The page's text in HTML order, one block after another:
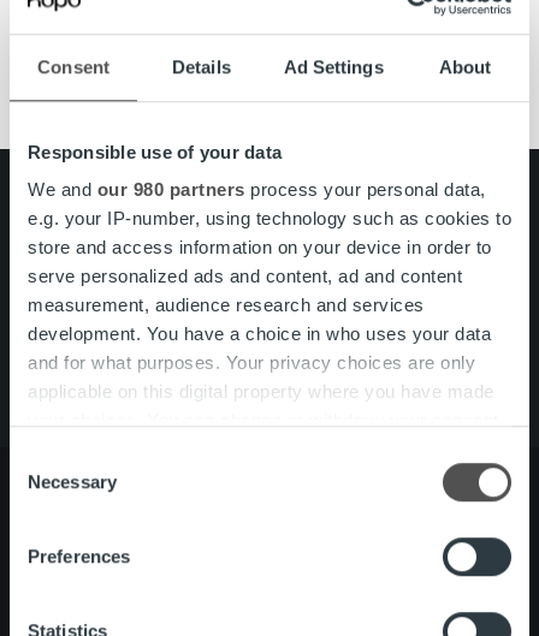
Consent Details Ad Settings About
Responsible use of your data
We and our 980 partners process your personal data,
e.g. your IP-number, using technology such as cookies to
store and access information on your device in order to
serve personalized ads and content, ad and content
measurement, audience research and services
development. You have a choice in who uses your data
and for what purposes. Your privacy choices are only
applicable on this digital property where you have made
the Privacy trigger icon.
Find out more about how your personal data is processed
and set your preferences in the
We use cookies to personalise content and ads, to
Selection
Necessary
Preferences
Statistics
Pikalinkit
Yhteystiedot
Ura Ropolla
Palvelut
Tietoa meistä
Search for:
Tietoa meistä